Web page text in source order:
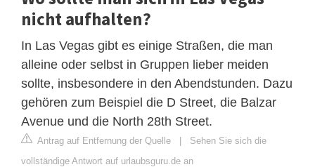
nicht aufhalten?
In Las Vegas gibt es einige Straßen, die man
alleine oder selbst in Gruppen lieber meiden
sollte, insbesondere in den Abendstunden. Dazu
gehören zum Beispiel die D Street, die Balzar
Avenue und die North 28th Street.
Antrag auf Entfernung der Quelle | Sehen Sie sich die
vollständige Antwort auf urlaubsguru.de an